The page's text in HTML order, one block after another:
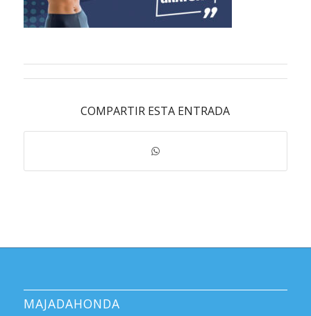
COMPARTIR ESTA ENTRADA
MAJADAHONDA